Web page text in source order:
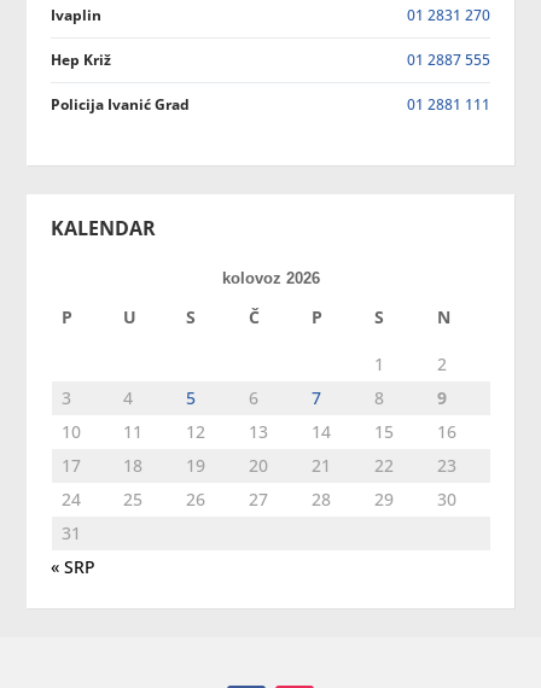
Ivaplin 01 2831 270
Hep Križ 01 2887 555
Policija Ivanić Grad 01 2881 111
KALENDAR
kolovoz 2026
P U S Č P S N
1
2
3
4 5 6 7 8
9
10
11 12 13 14 15
16
17
18 19 20 21 22
23
24
25 26 27 28 29
30
31
« SRP